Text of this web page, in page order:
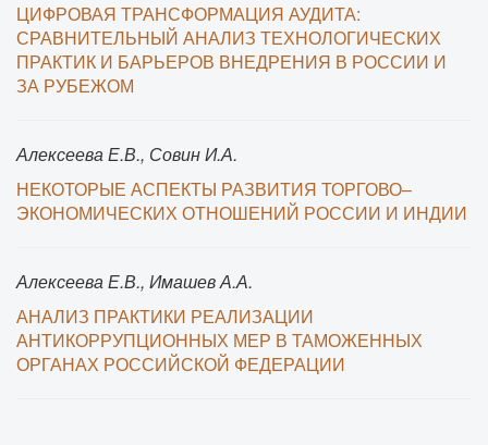
ЦИФРОВАЯ ТРАНСФОРМАЦИЯ АУДИТА:
СРАВНИТЕЛЬНЫЙ АНАЛИЗ ТЕХНОЛОГИЧЕСКИХ
ПРАКТИК И БАРЬЕРОВ ВНЕДРЕНИЯ В РОССИИ И
ЗА РУБЕЖОМ
Алексеева Е.В., Совин И.А.
НЕКОТОРЫЕ АСПЕКТЫ РАЗВИТИЯ ТОРГОВО–
ЭКОНОМИЧЕСКИХ ОТНОШЕНИЙ РОССИИ И ИНДИИ
Алексеева Е.В., Имашев А.А.
АНАЛИЗ ПРАКТИКИ РЕАЛИЗАЦИИ
АНТИКОРРУПЦИОННЫХ МЕР В ТАМОЖЕННЫХ
ОРГАНАХ РОССИЙСКОЙ ФЕДЕРАЦИИ